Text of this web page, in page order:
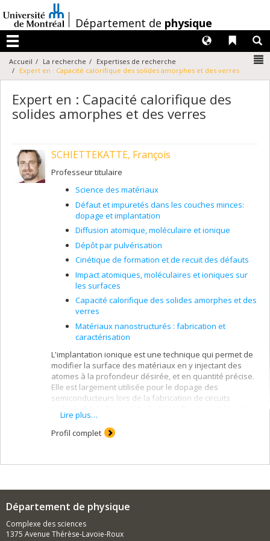
au
contenu
/Département de physique
Menu
Liens
Langues
Accueil La recherche
Expertises de recherche
Expert en : Capacité calorifique des solides amorphes et des verres
Expert en : Capacité calorifique des
solides amorphes et des verres
SCHIETTEKATTE, François
Professeur titulaire
Science des matériaux
Défaut et impuretés dans les couches minces:
dopage et implantation
Diffusion atomique, moléculaire et ionique
Dépôt par pulvérisation
Cinétique de formation et de recuit des défauts
Impact atomiques, moléculaires et ioniques sur
les surfaces
Capacité calorifique des solides amorphes et des
verres
Matériaux nanostructurés : fabrication et
caractérisation
L'implantation ionique est une technique qui permet de
modifier la surface des matériaux en y injectant des
atomes à la profondeur désirée, et en quantité précise.
Elle est largement utilisée pour le dopage des
semiconducteurs lors de la fabrication de circuits
fortement hors-équilibre (les atomes incidents ont
typiquement des énergies des millions de fois plus
élevées que celle des atomes du matériau)
nouvelles structures qui peuvent, selon le cas, être
Par exemple, pendant le dopage, l'implantation
engendre des défauts dans les semiconducteurs en
déplaçant des atomes du cristal, ce qui est néfaste pour
Lire plus…
Profil complet
Département de physique
Complexe des sciences
1375 Avenue Thérèse-Lavoie-Roux